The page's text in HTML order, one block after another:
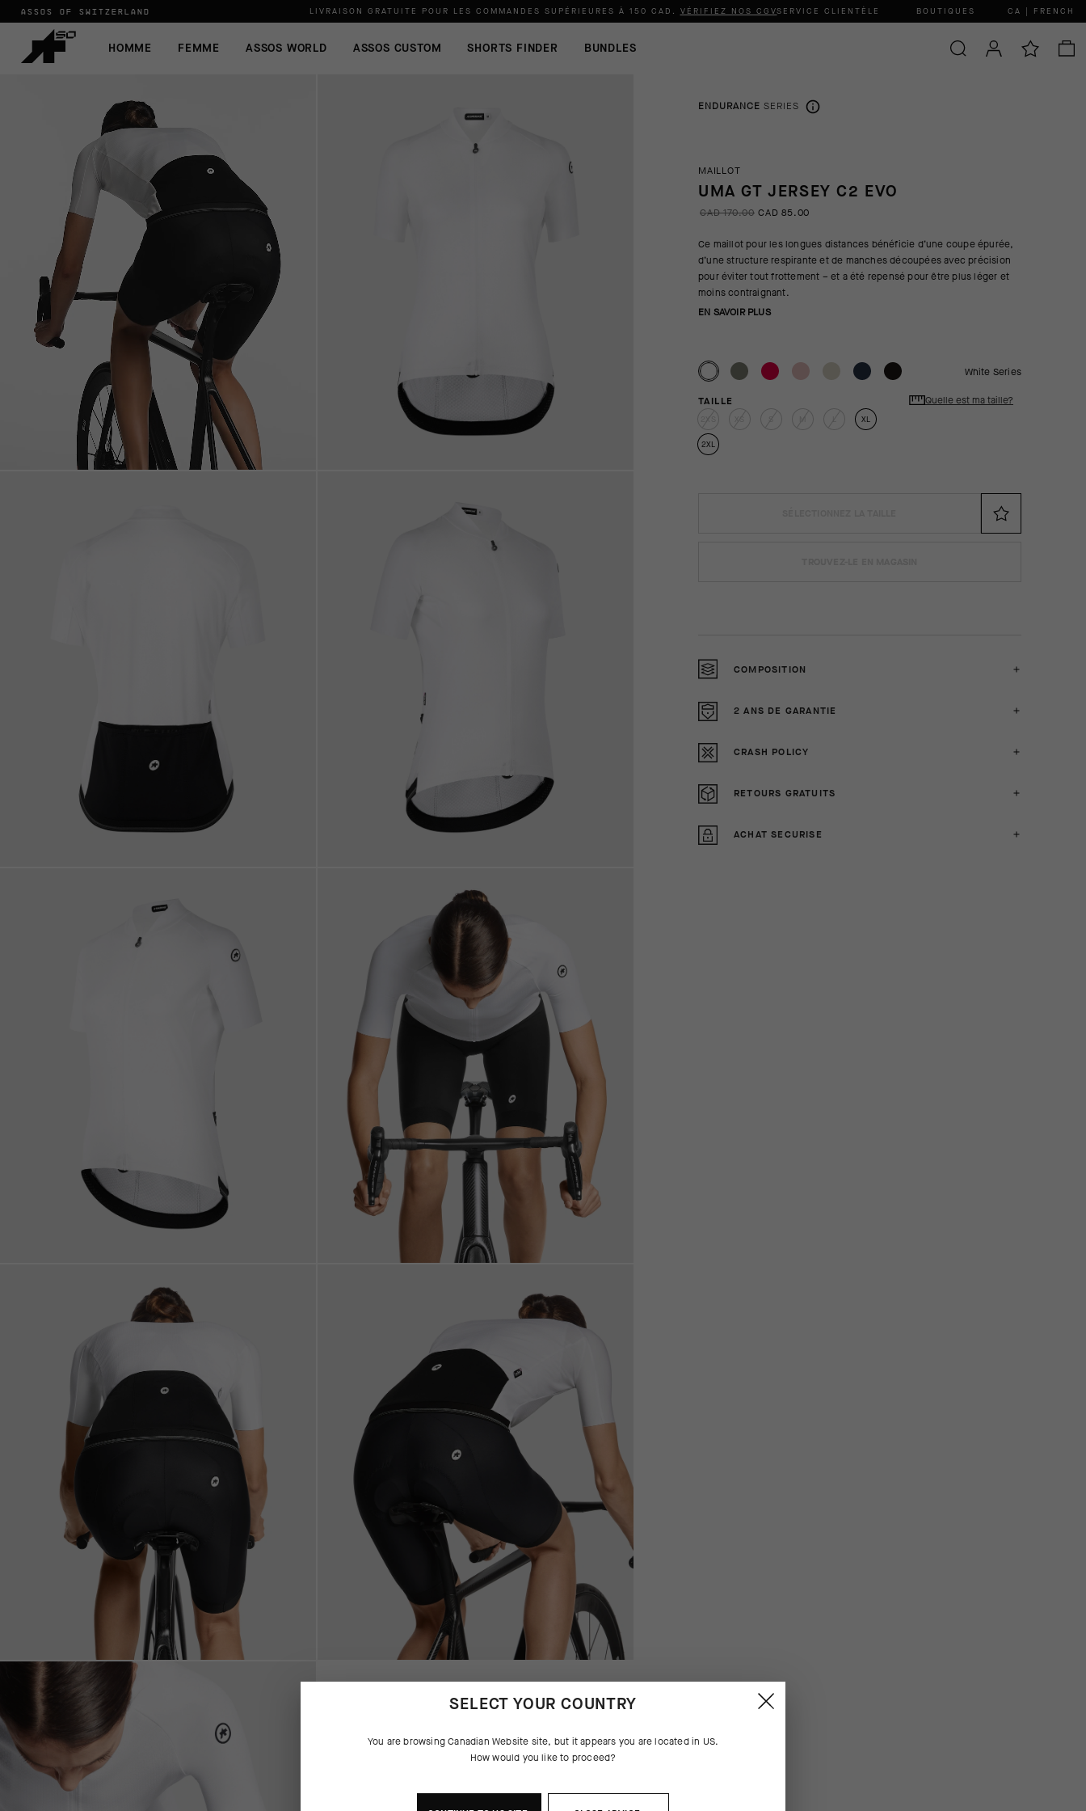
ASSOS OF SWITZERLAND LIVRAISON GRATUITE POUR LES COMMANDES SUPÉRIEURES À 150 CAD . VÉRIFIEZ NOS CGVSERVICE CLIENTÈLE BOUTIQUES CA | FRENCH
HOMME FEMME ASSOS WORLD ASSOS CUSTOM SHORTS FINDER BUNDLES
ENDURANCE SERIES
MAILLOT
UMA GT JERSEY C2 EVO
CAD 170.00 CAD 85.00
Ce maillot pour les longues distances bénéficie d’une coupe épurée,
d’une structure respirante et de manches découpées avec précision
pour éviter tout frottement – et a été repensé pour être plus léger et
moins contraignant.
EN SAVOIR PLUS
White Series
TAILLE
XL
2XL
Quelle est ma taille?
COMPOSITION
2 ANS DE GARANTIE
CRASH POLICY
RETOURS GRATUITS
ACHAT SECURISE
SELECT YOUR COUNTRY
You are browsingCanadian Website site, but it appears you are located in US.
How would you like to proceed?